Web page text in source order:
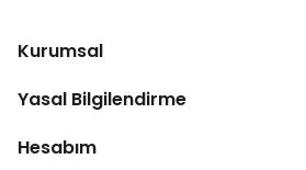
Kurumsal
Yasal Bilgilendirme
Hesabım